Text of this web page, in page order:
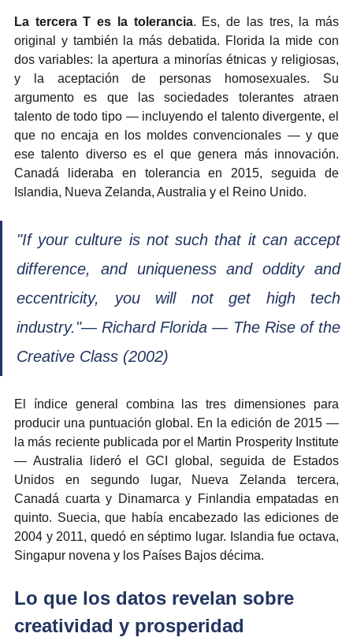
La tercera T es la tolerancia. Es, de las tres, la más
original y también la más debatida. Florida la mide con
dos variables: la apertura a minorías étnicas y religiosas,
y la aceptación de personas homosexuales. Su
argumento es que las sociedades tolerantes atraen
talento de todo tipo — incluyendo el talento divergente, el
que no encaja en los moldes convencionales — y que
ese talento diverso es el que genera más innovación.
Canadá lideraba en tolerancia en 2015, seguida de
Islandia, Nueva Zelanda, Australia y el Reino Unido.
"If your culture is not such that it can accept
difference, and uniqueness and oddity and
eccentricity, you will not get high tech
industry."— Richard Florida — The Rise of the
Creative Class (2002)
El índice general combina las tres dimensiones para
producir una puntuación global. En la edición de 2015 —
la más reciente publicada por el Martin Prosperity Institute
— Australia lideró el GCI global, seguida de Estados
Unidos en segundo lugar, Nueva Zelanda tercera,
Canadá cuarta y Dinamarca y Finlandia empatadas en
quinto. Suecia, que había encabezado las ediciones de
2004 y 2011, quedó en séptimo lugar. Islandia fue octava,
Singapur novena y los Países Bajos décima.
Lo que los datos revelan sobre
creatividad y prosperidad